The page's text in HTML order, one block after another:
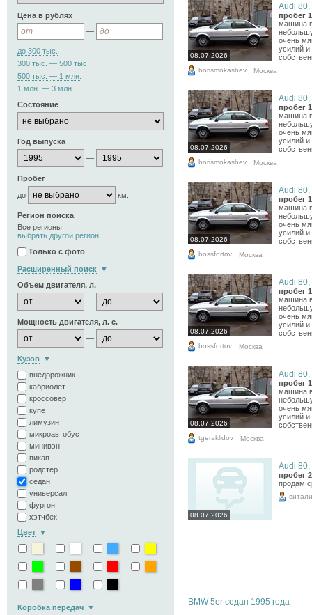
Цена в рублях
—
до 300 тыс.
300 тыс. — 500 тыс.
500 тыс. — 1 млн.
1 млн. — 3 млн.
Состояние
Год выпуска
—
Пробег
до
км.
Регион поиска
Все регионы
выбрать другой регион
Только с фото
Расширенный поиск
Объем двигателя, л.
—
Мощность двигателя, л. с.
—
Кузов
внедорожник
кабриолет
кроссовер
купе
лимузин
микроавтобус
минивэн
пикап
родстер
седан
универсал
фургон
хэтчбек
Цвет
Коробка передач
08.07.2026
Audi 80,
пробег
машина
очень
усилий и
borismokashev Москва
08.07.2026
Audi 80,
пробег
машина
очень
усилий и
borismokashev Москва
08.07.2026
Audi 80,
пробег
машина
очень
усилий и
bossfortov Москва
08.07.2026
Audi 80,
пробег
машина
очень
усилий и
bossfortov Москва
08.07.2026
Audi 80,
пробег
машина
очень
усилий и
tgeraklidov Москва
08.07.2026
Audi 80,
пробег
продам
BMW 5er седан 1995 года